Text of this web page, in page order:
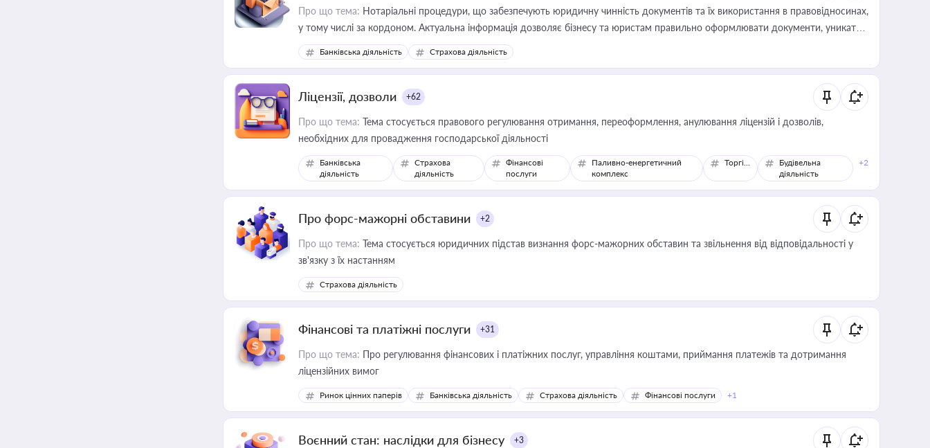
Про що тема: Нотаріальні процедури, що забезпечують юридичну чинність документів та їх використання в правовідносинах,
у тому числі за кордоном. Актуальна інформація дозволяє бізнесу та юристам правильно оформлювати документи, уникати
ризиків недійсності та забезпечувати їх належне прийняття органами влади та контрагентами
Банківська діяльність Страхова діяльність
Ліцензії, дозволи +62
Про що тема: Тема стосується правового регулювання отримання, переоформлення, анулювання ліцензій і дозволів,
необхідних для провадження господарської діяльності
Банківська
діяльність
Страхова
діяльність
Фінансові
послуги
Паливно-енергетичний
комплекс
Торгівля
Будівельна
діяльність
+2
Про форс-мажорні обставини +2
Про що тема: Тема стосується юридичних підстав визнання форс-мажорних обставин та звільнення від відповідальності у
зв'язку з їх настанням
Страхова діяльність
Фінансові та платіжні послуги +31
Про що тема: Про регулювання фінансових і платіжних послуг, управління коштами, приймання платежів та дотримання
ліцензійних вимог
Ринок цінних паперів Банківська діяльність Страхова діяльність Фінансові послуги +1
Воєнний стан: наслідки для бізнесу +3